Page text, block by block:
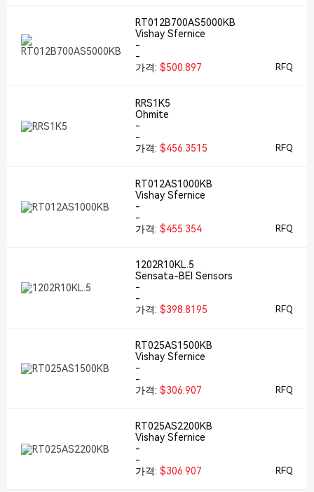
RT012B700AS5000KB
Vishay Sfernice
-
-
가격: $500.897 RFQ
RRS1K5
Ohmite
-
-
가격: $456.3515 RFQ
RT012AS1000KB
Vishay Sfernice
-
-
가격: $455.354 RFQ
1202R10KL.5
Sensata-BEI Sensors
-
-
가격: $398.8195 RFQ
RT025AS1500KB
Vishay Sfernice
-
-
가격: $306.907 RFQ
RT025AS2200KB
Vishay Sfernice
-
-
가격: $306.907 RFQ